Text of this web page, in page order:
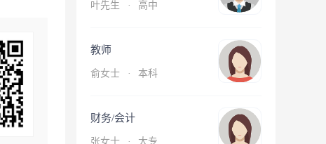
叶先生 · 高中
教师
俞女士 · 本科
财务/会计
张女士 · 大专